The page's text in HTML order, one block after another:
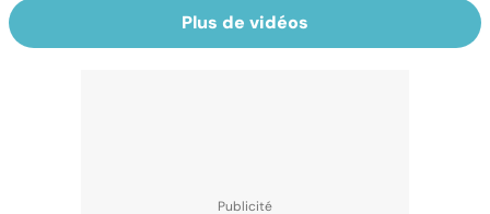
Plus de vidéos